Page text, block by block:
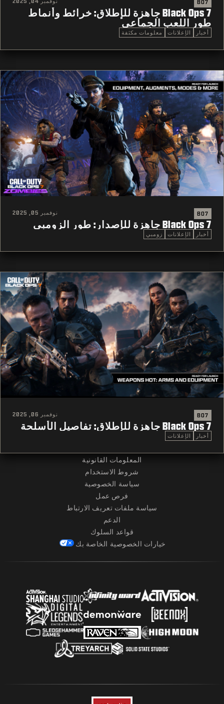
BO7
Black Ops 7 جاهزة للإطلاق: خرائط وأنماط
طور اللعب الجماعي
أخبار الإعلانات معلومات مكثفة
BO7 نوفمبر 05, 2025
Black Ops 7 جاهزة للإصدار: طور الزومبي
أخبار الإعلانات زومبي
BO7 نوفمبر 06, 2025
Black Ops 7 جاهزة للإطلاق: تفاصيل الأسلحة
أخبار الإعلانات
المعلومات القانونية
شروط الاستخدام
سياسة الخصوصية
فرص عمل
سياسة ملفات تعريف الارتباط
الدعم
قواعد السلوك
خيارات الخصوصية الخاصة بك